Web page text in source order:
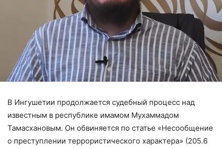
В Ингушетии продолжается судебный процесс над
известным в республике имамом Мухаммадом
Тамасхановым. Он обвиняется по статье «Несообщение
о преступлении террористического характера» (205.6